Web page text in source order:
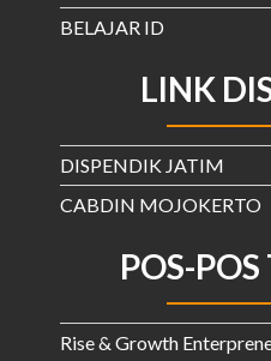
BELAJAR ID
LINK
DISPENDIK JATIM
CABDIN MOJOKERTO
POS-
Rise & Growth